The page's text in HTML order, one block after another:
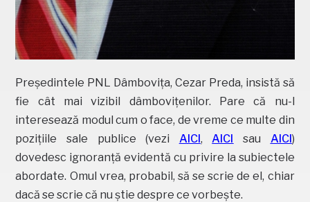
Președintele PNL Dâmbovița, Cezar Preda, insistă să
fie cât mai vizibil dâmbovițenilor. Pare că nu-l
interesează modul cum o face, de vreme ce multe din
pozițiile sale publice (vezi AICI, AICI sau AICI)
dovedesc ignoranță evidentă cu privire la subiectele
abordate. Omul vrea, probabil, să se scrie de el, chiar
dacă se scrie că nu știe despre ce vorbește.